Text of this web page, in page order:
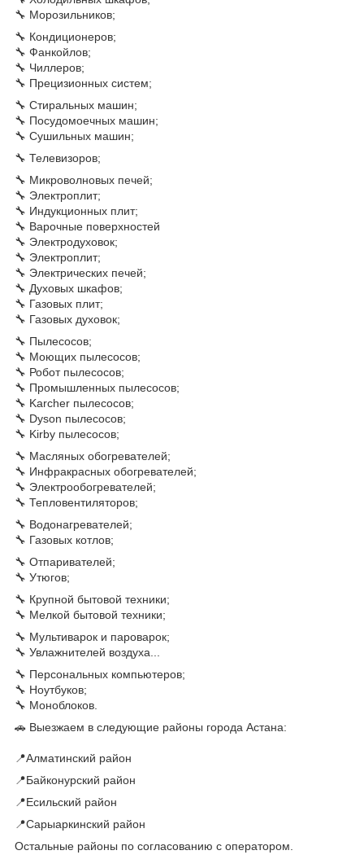
🔧 Морозильников;
🔧 Кондиционеров;
🔧 Фанкойлов;
🔧 Чиллеров;
🔧 Прецизионных систем;
🔧 Стиральных машин;
🔧 Посудомоечных машин;
🔧 Сушильных машин;
🔧 Телевизоров;
🔧 Микроволновых печей;
🔧 Электроплит;
🔧 Индукционных плит;
🔧 Варочные поверхностей
🔧 Электродуховок;
🔧 Электроплит;
🔧 Электрических печей;
🔧 Духовых шкафов;
🔧 Газовых плит;
🔧 Газовых духовок;
🔧 Пылесосов;
🔧 Моющих пылесосов;
🔧 Робот пылесосов;
🔧 Промышленных пылесосов;
🔧 Karcher пылесосов;
🔧 Dyson пылесосов;
🔧 Kirby пылесосов;
🔧 Масляных обогревателей;
🔧 Инфракрасных обогревателей;
🔧 Электрообогревателей;
🔧 Тепловентиляторов;
🔧 Водонагревателей;
🔧 Газовых котлов;
🔧 Отпаривателей;
🔧 Утюгов;
🔧 Крупной бытовой техники;
🔧 Мелкой бытовой техники;
🔧 Мультиварок и пароварок;
🔧 Увлажнителей воздуха...
🔧 Персональных компьютеров;
🔧 Ноутбуков;
🔧 Моноблоков.
🚗 Выезжаем в следующие районы города Астана:
📍Алматинский район
📍Байконурский район
📍Есильский район
📍Сарыаркинский район
Остальные районы по согласованию с оператором.